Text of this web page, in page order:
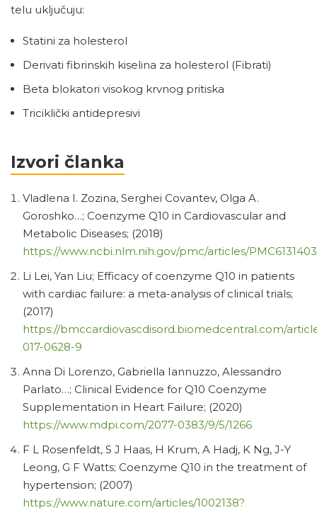
telu uključuju:
Statini za holesterol
Derivati fibrinskih kiselina za holesterol (Fibrati)
Beta blokatori visokog krvnog pritiska
Triciklički antidepresivi
Izvori članka
Vladlena I. Zozina, Serghei Covantev, Olga A.
Goroshko…; Coenzyme Q10 in Cardiovascular and
Metabolic Diseases; (2018)
https://www.ncbi.nlm.nih.gov/pmc/articles/
Li Lei, Yan Liu; Efficacy of coenzyme Q10 in patients
with cardiac failure: a meta-analysis of clinical trials;
(2017)
https://bmccardiovascdisord.biomedcentral.com/
017-0628-9
Anna Di Lorenzo, Gabriella Iannuzzo, Alessandro
Parlato…; Clinical Evidence for Q10 Coenzyme
Supplementation in Heart Failure; (2020)
https://www.mdpi.com/2077-0383/9/5/1266
F L Rosenfeldt, S J Haas, H Krum, A Hadj, K Ng, J-Y
Leong, G F Watts; Coenzyme Q10 in the treatment of
hypertension; (2007)
https://www.nature.com/articles/1002138?